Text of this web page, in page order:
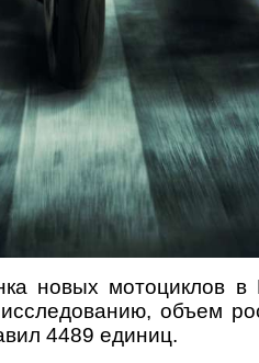
новых мотоциклов
объем
4489 единиц.